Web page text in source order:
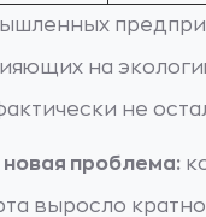
на
не
новая проблема:
выросло